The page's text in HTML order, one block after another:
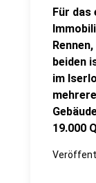
Für das
beiden
im
19.000